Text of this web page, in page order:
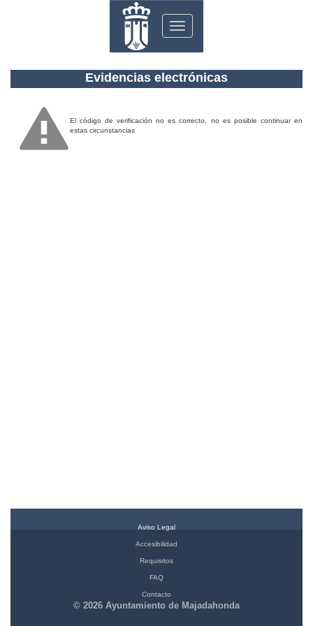
Toggle
navigation
Evidencias electrónicas
El código de verificación no es correcto, no es posible continuar en
estas circunstancias
Aviso Legal
Accesibilidad
Requisitos
FAQ
Contacto
© 2026 Ayuntamiento de Majadahonda